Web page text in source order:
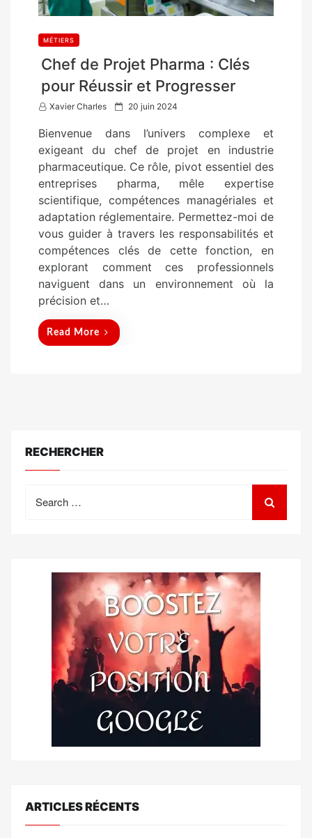
MÉTIERS
Chef de Projet Pharma : Clés
pour Réussir et Progresser
Xavier Charles
P
s
t
e
d
o
n
20 juin 2024
Bienvenue dans l’univers complexe et
exigeant du chef de projet en industrie
pharmaceutique. Ce rôle, pivot essentiel des
entreprises pharma, mêle expertise
scientifique, compétences managériales et
adaptation réglementaire. Permettez-moi de
vous guider à travers les responsabilités et
compétences clés de cette fonction, en
explorant comment ces professionnels
naviguent dans un environnement où la
précision et…
Read More
RECHERCHER
for:
ARTICLES RÉCENTS